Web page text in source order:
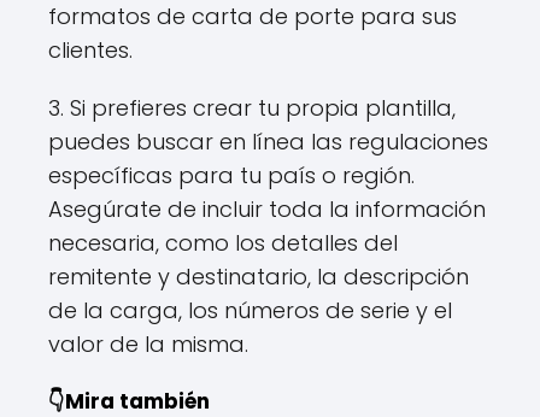
formatos de carta de porte para sus
clientes.
3. Si prefieres crear tu propia plantilla,
puedes buscar en línea las regulaciones
específicas para tu país o región.
Asegúrate de incluir toda la información
necesaria, como los detalles del
remitente y destinatario, la descripción
de la carga, los números de serie y el
valor de la misma.
👇Mira también